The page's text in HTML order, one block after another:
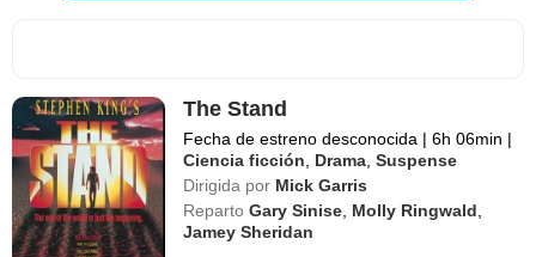
The Stand
Fecha de estreno desconocida | 6h 06min |
Ciencia ficción
Drama ,Suspense
Dirigida por Mick Garris
Reparto Gary Sinise Molly Ringwald
Jamey Sheridan